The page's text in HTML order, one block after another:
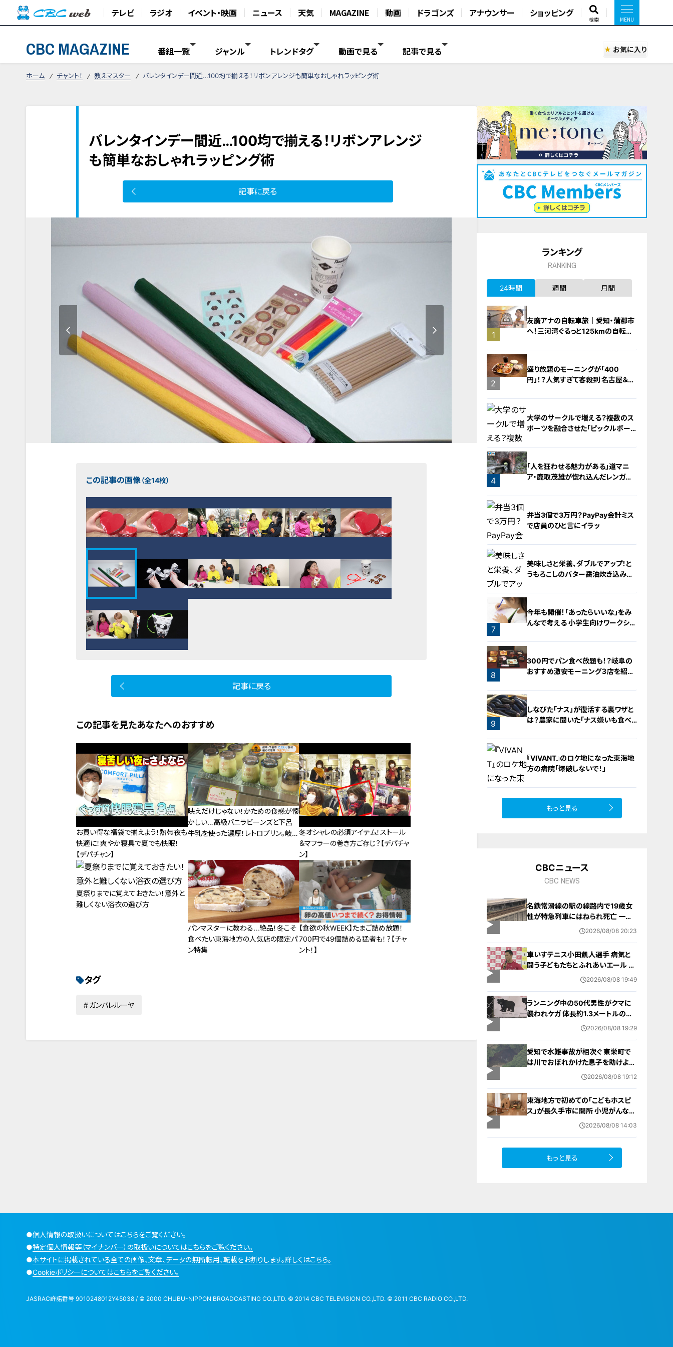
テレビ ラジオ イベント・映画 ニュース 天気 MAGAZINE 動画 ドラゴンズ アナウンサー ショッピング
検索
CBC MAGAZINE 番組一覧 ジャンル トレンドタグ 動画で見る 記事で見る お気に入り
ホーム チャント！ 教えマスター バレンタインデー間近…100均で揃える！リボンアレンジも簡単なおしゃれラッピング術
バレンタインデー間近…100均で揃える！リボンアレンジ
も簡単なおしゃれラッピング術
記事に戻る
この記事の画像（全14枚）
記事に戻る
この記事を見たあなたへのおすすめ
お買い得な福袋で揃えよう！熱帯夜も
快適に！爽やか寝具で夏でも快眠！
【デパチャン】
映えだけじゃない！かための食感が懐
かしい…高級バニラビーンズと下呂
牛乳を使った濃厚！レトロプリン。岐阜冬オシャレの必須アイテム！ストール
＆マフラーの巻き方ご存じ？【デパチャ
ン】
夏祭りまでに覚えておきたい！意外と
難しくない浴衣の選び方
パンマスターに教わる…絶品！冬こそ
食べたい東海地方の人気店の限定パ
ン特集
【食欲の秋WEEK】たまご詰め放題！
700円で49個詰める猛者も！？【チャ
ント！】
タグ
ガンバレルーヤ
ランキング
RANKING
24時間 週間 月間
1
友廣アナの自転車旅｜愛知・蒲郡市
へ！三河湾ぐるっと125kmの自転車
2
盛り放題のモーニングが「400
円」！？人気すぎて客殺到 名古屋＆岐
3
大学のサークルで増える？複数のス
ポーツを融合させた「ピックルボー
4
「人を狂わせる魅力がある」道マニ
ア・鹿取茂雄が惚れ込んだレンガの
5
弁当3個で3万円？PayPay会計ミス
で店員のひと言にイラッ
6
美味しさと栄養、ダブルでアップ！と
うもろこしのバター醤油炊き込みご
7
今年も開催！「あったらいいな」をみ
んなで考える 小学生向けワークショ
8
300円でパン食べ放題も！？岐阜の
おすすめ激安モーニング３店を紹
9
しなびた「ナス」が復活する裏ワザと
は？農家に聞いた「ナス嫌いも食べ
『VIVANT』のロケ地になった東海地
方の病院「爆破しないで！」
もっと見る
CBCニュース
CBC NEWS
名鉄常滑線の駅の線路内で19歳女
性が特急列車にはねられ死亡 一部
区間で一時運転見合わせに お盆休
2026/08/08 20:23
車いすテニス小田凱人選手 病気と
闘う子どもたちとふれあいエール ス
ポーツの楽しさ伝える 名古屋・緑区
2026/08/08 19:49
ランニング中の50代男性がクマに
襲われケガ 体長約1.3メートルのツ
キノワグマに腕や足をかまれる 「つ
岐阜・高山市
2026/08/08 19:29
愛知で水難事故が相次ぐ 東栄町で
は川でおぼれかけた息子を助けよう
とし父親が心肺停止の状態で搬送
2026/08/08 19:12
東海地方で初めての「こどもホスピ
ス」が長久手市に開所 小児がんなど
重い病気の子どもと家族を支える施
2026/08/08 14:03
もっと見る
●個人情報の取扱いについてはこちらをご覧ください。
●特定個人情報等（マイナンバー）の取扱いについてはこちらをご覧ください。
●本サイトに掲載されている全ての画像、文章、データの無断転用、転載をお断りします。詳しくはこちら。
●Cookieポリシーについてはこちらをご覧ください。
JASRAC許諾番号 9010248012Y45038 / © 2000 CHUBU-NIPPON BROADCASTING CO.,LTD. © 2014 CBC TELEVISION CO.,LTD. © 2011 CBC RADIO CO.,LTD.